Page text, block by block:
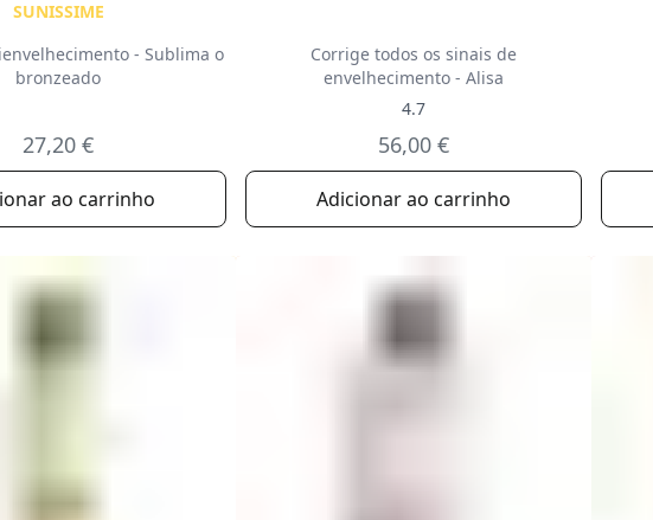
SUNISSIME
- Sublima o
bronzeado
27,20 €
ao carrinho
Corrige todos os sinais de
envelhecimento - Alisa
4.7
56,00 €
Adicionar ao carrinho